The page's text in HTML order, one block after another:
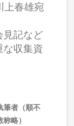
上春雄宛
見記など
な収集資
筆者（順不
称略）